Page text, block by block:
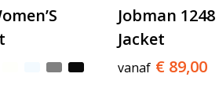
Jobman
Jacket
vanaf € 89,00